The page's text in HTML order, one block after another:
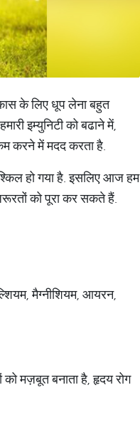
के लिए धूप लेना बहुत
इम्युनिटी को बढाने में,
करने में मदद करता है.
हो गया है. इसलिए आज हम
को पूरा कर सकते हैं.
मैग्नीशियम, आयरन,
को मज़बूत बनाता है, हृदय रोग